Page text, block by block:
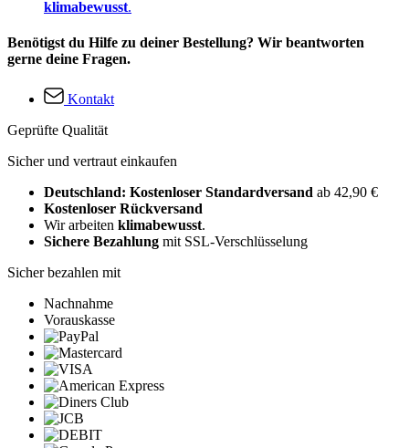
klimabewusst.
Benötigst du Hilfe zu deiner Bestellung? Wir beantworten
gerne deine Fragen.
Kontakt
Geprüfte Qualität
Sicher und vertraut einkaufen
Deutschland: Kostenloser Standardversand ab 42,90 €
Kostenloser Rückversand
Wir arbeiten klimabewusst.
Sichere Bezahlung mit SSL-Verschlüsselung
Sicher bezahlen mit
Nachnahme
Vorauskasse